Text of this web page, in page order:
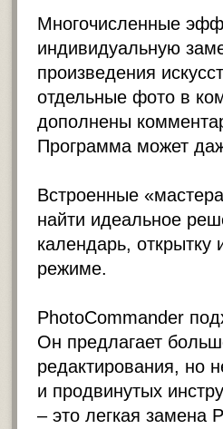
Многочисленные
индивидуальную
произведения
отдельные фото в
дополнены
Программа может
Встроенные
найти идеальное
календарь, открытку
режиме.
PhotoCommander
Он предлагает
редактирования, но
и продвинутых
– это легкая замена